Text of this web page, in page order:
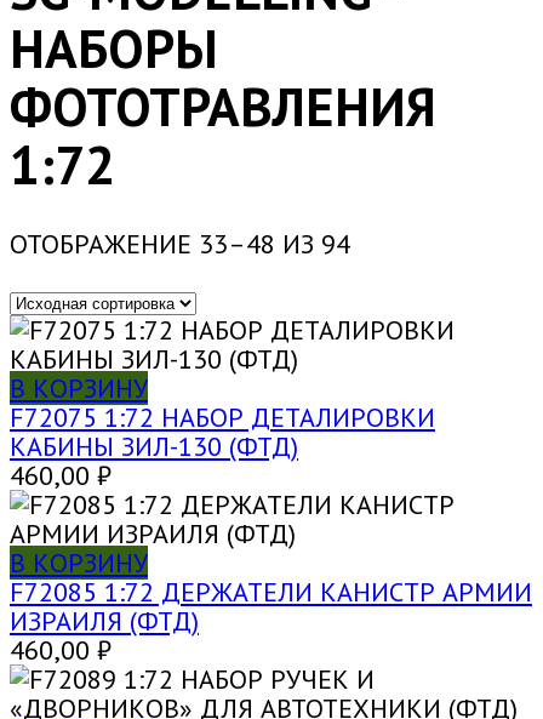
НАБОРЫ
ФОТОТРАВЛЕНИЯ
1:72
ОТОБРАЖЕНИЕ 33–48 ИЗ 94
В КОРЗИНУ
F72075 1:72 НАБОР ДЕТАЛИРОВКИ
КАБИНЫ ЗИЛ-130 (ФТД)
460,00 ₽
В КОРЗИНУ
F72085 1:72 ДЕРЖАТЕЛИ КАНИСТР АРМИИ
ИЗРАИЛЯ (ФТД)
460,00 ₽